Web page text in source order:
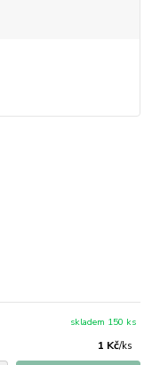
1 Kč/ks
skladem 150 ks